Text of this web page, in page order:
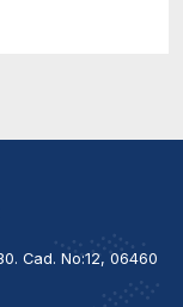
Cad. No:12, 06460